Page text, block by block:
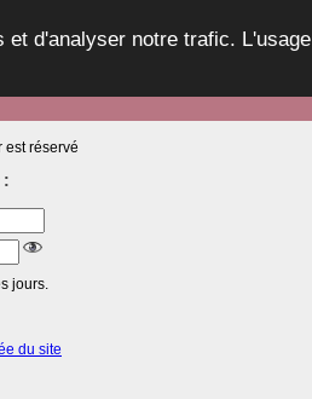
et d'analyser notre trafic. L'usage
est réservé
:
jours.
du site